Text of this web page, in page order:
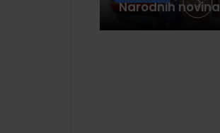
Narodnih novina